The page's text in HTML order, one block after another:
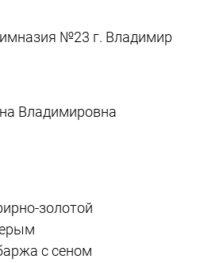
№23 г. Владимир
Владимировна
золотой
с сеном